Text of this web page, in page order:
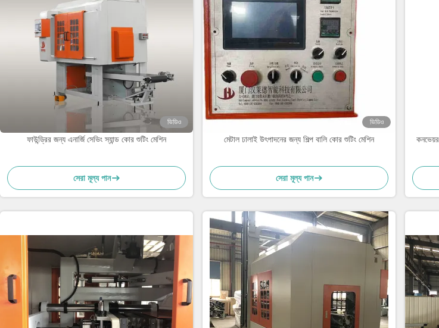
ভিডিও
ফাউন্ড্রির জন্য এনার্জি সেভিং স্যান্ড কোর শুটিং মেশিন
সেরা মূল্য পান
ভিডিও
মেটাল ঢালাই উৎপাদনের জন্য শিল্প বালি কোর শুটিং মেশিন
সেরা মূল্য পান